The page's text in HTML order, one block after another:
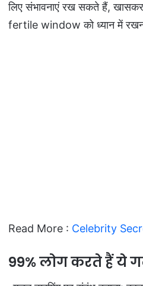
लिए संभावनाएं रख सकते हैं,
fertile window को ध्यान में
Read More : Celebrity
99% लोग करते हैं ये